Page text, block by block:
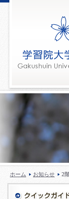
ホーム お知らせ 2